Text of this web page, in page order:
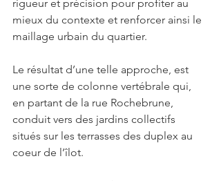
rigueur et précision pour profiter au
mieux du contexte et renforcer ainsi le
maillage urbain du quartier.
Le résultat d’une telle approche, est
une sorte de colonne vertébrale qui,
en partant de la rue Rochebrune,
conduit vers des jardins collectifs
situés sur les terrasses des duplex au
coeur de l’îlot.